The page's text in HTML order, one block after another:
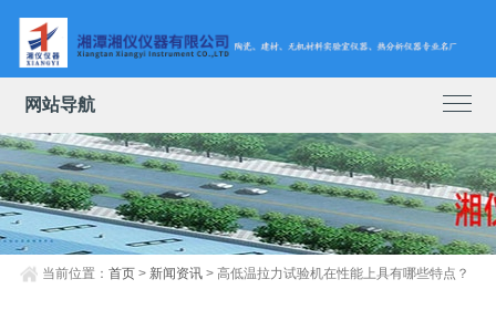
网站导航
当前位置：首页 > 新闻资讯 > 高低温拉力试验机在性能上具有哪些特点？